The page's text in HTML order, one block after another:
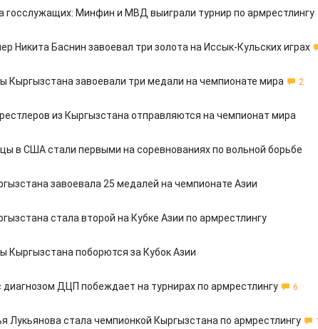
госслужащих: Минфин и МВД выиграли турнир по армрестлингу
Никита Баснин завоевал три золота на Иссык-Кульских играх
Кыргызстана завоевали три медали на чемпионате мира 2
из Кыргызстана отправляются на чемпионат мира
в США стали первыми на соревнованиях по вольной борьбе
завоевала 25 медалей на чемпионате Азии
стала второй на Кубке Азии по армрестлингу
Кыргызстана поборются за Кубок Азии
диагнозом ДЦП побеждает на турнирах по армрестлингу 6
Лукьянова стала чемпионкой Кыргызстана по армрестлингу 1